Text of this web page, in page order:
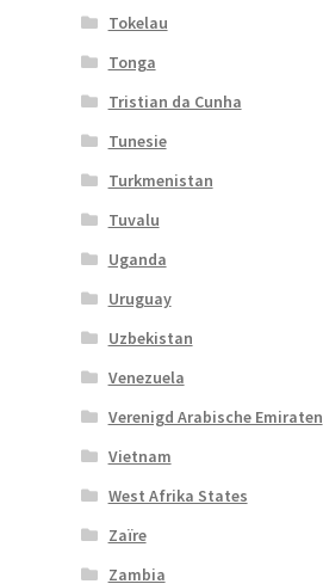
Tokelau
Tonga
Tristian da Cunha
Tunesie
Turkmenistan
Tuvalu
Uganda
Uruguay
Uzbekistan
Venezuela
Verenigd Arabische Emiraten
Vietnam
West Afrika States
Zaïre
Zambia